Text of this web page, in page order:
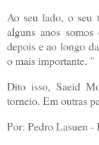
Ao seu lado, o seu
alguns anos
depois e ao longo
o mais importante. "
Dito isso, Saeid
torneio. Em outras
Por: Pedro Lasuen -